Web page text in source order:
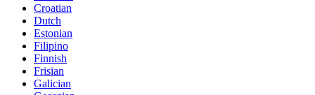
Croatian
Dutch
Estonian
Filipino
Finnish
Frisian
Galician